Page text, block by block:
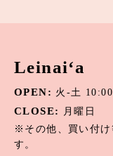
Leinai‘a
OPEN: 火-土
CLOSE:
月曜日
※その他、買い付け
す。